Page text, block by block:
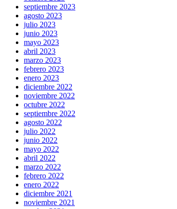
septiembre 2023
agosto 2023
julio 2023
junio 2023
mayo 2023
abril 2023
marzo 2023
febrero 2023
enero 2023
diciembre 2022
noviembre 2022
octubre 2022
septiembre 2022
agosto 2022
julio 2022
junio 2022
mayo 2022
abril 2022
marzo 2022
febrero 2022
enero 2022
diciembre 2021
noviembre 2021